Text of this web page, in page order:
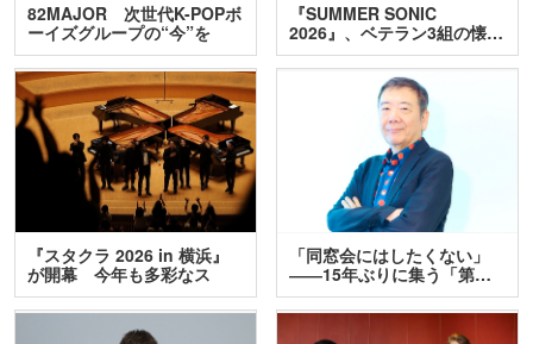
82MAJOR 次世代K-POPボ
ーイズグループの“今”を
訊…
『SUMMER SONIC
2026』、ベテラン3組の懐…
『スタクラ 2026 in 横浜』
が開幕 今年も多彩なス
テ…
「同窓会にはしたくない」
――15年ぶりに集う「第…